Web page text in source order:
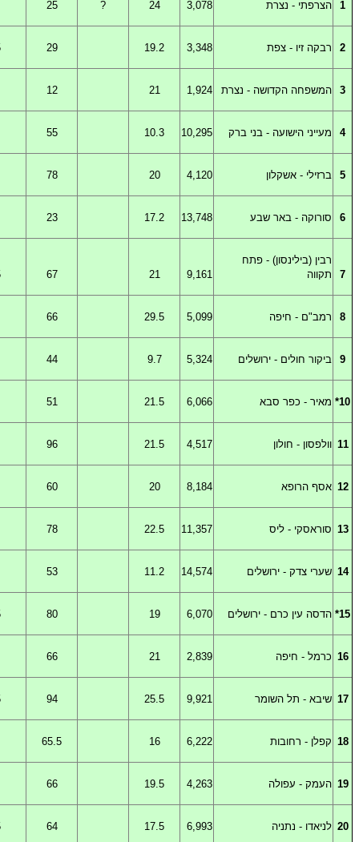
1 הצרפתי - נצרת 3,078
24
?
25
2 רבקה זיו - צפת 3,348
19.2
29
3 המשפחה הקדושה - נצרת 1,924
21
12
4 מעייני הישועה - בני ברק 10,295
10.3
55
5 ברזילי - אשקלון 4,120
20
78
6 סורוקה - באר שבע 13,748
17.2
23
7
רבין (בילינסון) - פתח
תקווה
9,161
21
67
8 רמב"ם - חיפה 5,099
29.5
66
9 ביקור חולים - ירושלים 5,324
9.7
44
10* מאיר - כפר סבא 6,066
21.5
51
11 וולפסון - חולון 4,517
21.5
96
12 אסף הרופא 8,184
20
60
13 סוראסקי - ליס 11,357
22.5
78
14 שערי צדק - ירושלים 14,574
11.2
53
15* הדסה עין כרם - ירושלים 6,070
19
80
16 כרמל - חיפה 2,839
21
66
17 שיבא - תל השומר 9,921
25.5
94
18 קפלן - רחובות 6,222
16
65.5
19 העמק - עפולה 4,263
19.5
66
20 לניאדו - נתניה 6,993
17.5
64